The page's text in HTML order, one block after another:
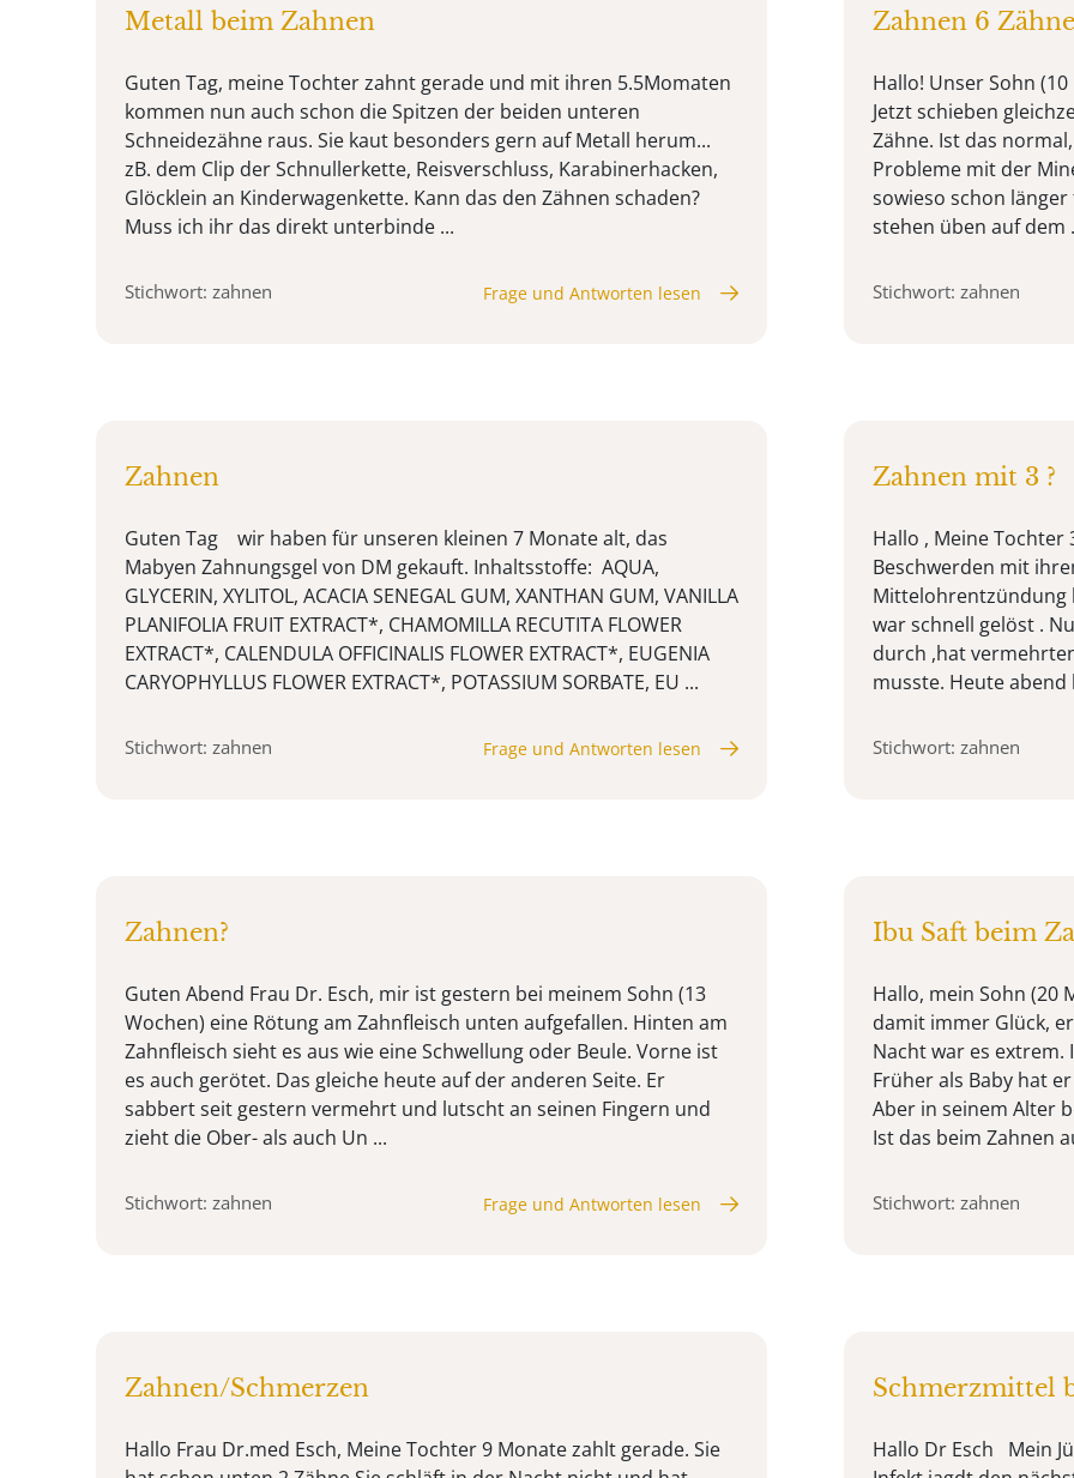
Metall beim Zahnen
Guten Tag, meine Tochter zahnt gerade und mit ihren 5.5Momaten
kommen nun auch schon die Spitzen der beiden unteren
Schneidezähne raus. Sie kaut besonders gern auf Metall herum...
zB. dem Clip der Schnullerkette, Reisverschluss, Karabinerhacken,
Glöcklein an Kinderwagenkette. Kann das den Zähnen schaden?
Muss ich ihr das direkt unterbinde ...
Stichwort: zahnen Frage und Antworten lesen
Zahnen 6
Hallo! Unser Sohn
Jetzt schieben
Zähne. Ist das
Probleme mit der
sowieso schon
stehen üben auf dem
Stichwort: zahnen
Zahnen
Guten Tag wir haben für unseren kleinen 7 Monate alt, das
Mabyen Zahnungsgel von DM gekauft. Inhaltsstoffe: AQUA,
GLYCERIN, XYLITOL, ACACIA SENEGAL GUM, XANTHAN GUM, VANILLA
PLANIFOLIA FRUIT EXTRACT*, CHAMOMILLA RECUTITA FLOWER
EXTRACT*, CALENDULA OFFICINALIS FLOWER EXTRACT*, EUGENIA
CARYOPHYLLUS FLOWER EXTRACT*, POTASSIUM SORBATE, EU ...
Stichwort: zahnen Frage und Antworten lesen
Zahnen mit 3 ?
Hallo , Meine Tochter
Beschwerden mit
Mittelohrentzündung
war schnell gelöst .
durch ,hat
musste. Heute abend
Stichwort: zahnen
Zahnen?
Guten Abend Frau Dr. Esch, mir ist gestern bei meinem Sohn (13
Wochen) eine Rötung am Zahnfleisch unten aufgefallen. Hinten am
Zahnfleisch sieht es aus wie eine Schwellung oder Beule. Vorne ist
es auch gerötet. Das gleiche heute auf der anderen Seite. Er
sabbert seit gestern vermehrt und lutscht an seinen Fingern und
zieht die Ober- als auch Un ...
Stichwort: zahnen Frage und Antworten lesen
Ibu Saft beim
Hallo, mein Sohn (20
damit immer Glück,
Nacht war es extrem.
Früher als Baby hat
Aber in seinem Alter
Ist das beim Zahnen
Stichwort: zahnen
Zahnen/Schmerzen
Hallo Frau Dr.med Esch, Meine Tochter 9 Monate zahlt gerade. Sie
Schmerzmittel
Hallo Dr Esch Mein